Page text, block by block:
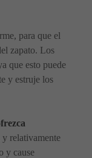
para que el
zapato. Los
que esto puede
y estruje los
y relativamente
y cause